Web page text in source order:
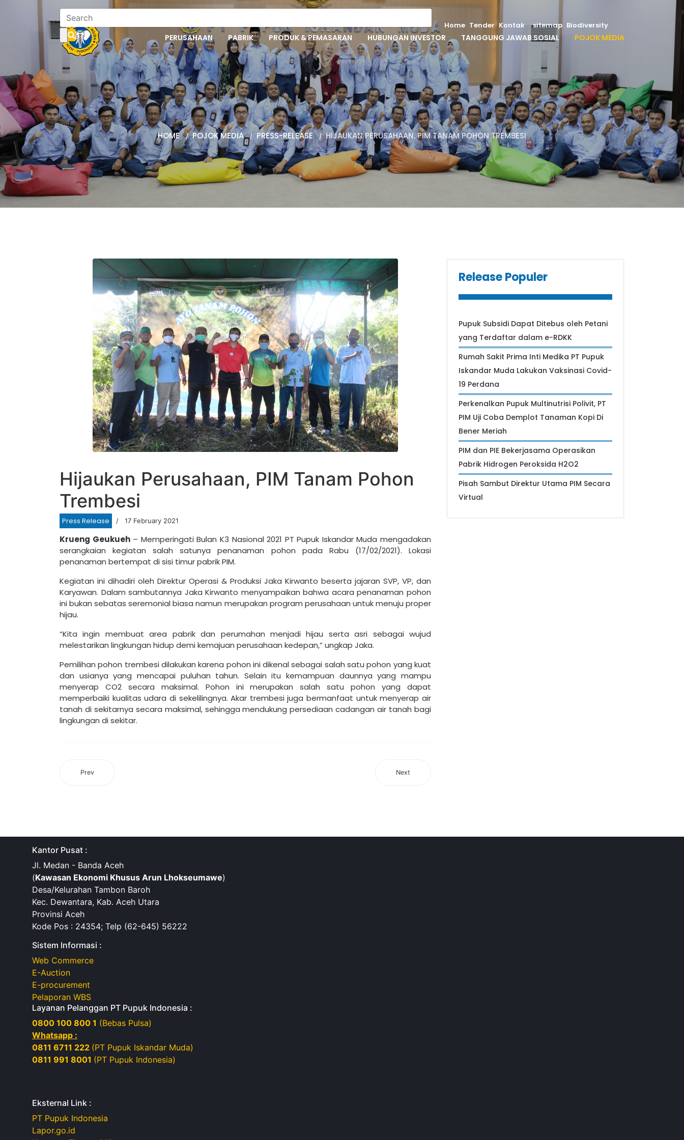
PERUSAHAAN PABRIK PRODUK & PEMASARAN HUBUNGAN INVESTOR TANGGUNG JAWAB SOSIAL POJOK MEDIA
Press-release
HOME POJOK MEDIA PRESS-RELEASE HIJAUKAN PERUSAHAAN, PIM TANAM POHON TREMBESI
Home Tender Kontak sitemap Biodiversity
Hijaukan Perusahaan, PIM Tanam Pohon
Trembesi
Press Release 17 February 2021
Krueng Geukueh– Memperingati Bulan K3 Nasional 2021 PT Pupuk Iskandar Muda mengadakan
serangkaian kegiatan salah satunya penanaman pohon pada Rabu (17/02/2021). Lokasi
penanaman bertempat di sisi timur pabrik PIM.
Kegiatan ini dihadiri oleh Direktur Operasi & Produksi Jaka Kirwanto beserta jajaran SVP, VP, dan
Karyawan. Dalam sambutannya Jaka Kirwanto menyampaikan bahwa acara penanaman pohon
ini bukan sebatas seremonial biasa namun merupakan program perusahaan untuk menuju proper
hijau.
“Kita ingin membuat area pabrik dan perumahan menjadi hijau serta asri sebagai wujud
melestarikan lingkungan hidup demi kemajuan perusahaan kedepan,” ungkap Jaka.
Pemilihan pohon trembesi dilakukan karena pohon ini dikenal sebagai salah satu pohon yang kuat
dan usianya yang mencapai puluhan tahun. Selain itu kemampuan daunnya yang mampu
menyerap CO2 secara maksimal. Pohon ini merupakan salah satu pohon yang dapat
memperbaiki kualitas udara di sekelilingnya. Akar trembesi juga bermanfaat untuk menyerap air
tanah di sekitarnya secara maksimal, sehingga mendukung persediaan cadangan air tanah bagi
lingkungan di sekitar.
Prev Next
Release Populer
Pupuk Subsidi Dapat Ditebus oleh Petani
yang Terdaftar dalam e-RDKK
Rumah Sakit Prima Inti Medika PT Pupuk
Iskandar Muda Lakukan Vaksinasi Covid-
19 Perdana
Perkenalkan Pupuk Multinutrisi Polivit, PT
PIM Uji Coba Demplot Tanaman Kopi Di
Bener Meriah
PIM dan PIE Bekerjasama Operasikan
Pabrik Hidrogen Peroksida H2O2
Pisah Sambut Direktur Utama PIM Secara
Virtual
Kantor Pusat :
Jl. Medan - Banda Aceh
(Kawasan Ekonomi Khusus Arun Lhokseumawe)
Desa/Kelurahan Tambon Baroh
Kec. Dewantara, Kab. Aceh Utara
Provinsi Aceh
Kode Pos : 24354; Telp (62-645) 56222
Sistem Informasi :
Web Commerce
E-Auction
E-procurement
Pelaporan WBS
Layanan Pelanggan PT Pupuk Indonesia :
0800 100 800 1 (Bebas Pulsa)
Whatsapp :
0811 6711 222 (PT Pupuk Iskandar Muda)
0811 991 8001 (PT Pupuk Indonesia)
Eksternal Link :
PT Pupuk Indonesia
Lapor.go.id